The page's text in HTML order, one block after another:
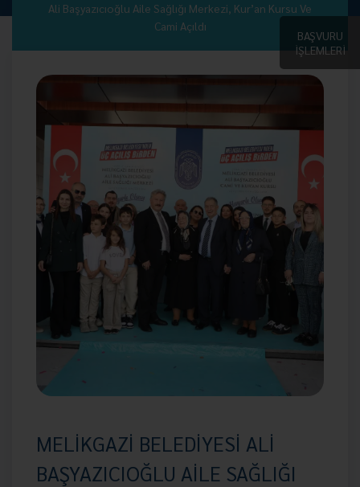
BAŞVURU
İŞLEMLERİ
Ali Başyazıcıoğlu Aile Sağlığı Merkezi, Kur’an Kursu Ve
Cami Açıldı
MELİKGAZİ BELEDİYESİ ALİ
BAŞYAZICIOĞLU AİLE SAĞLIĞI